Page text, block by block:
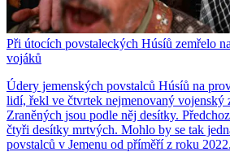
Při útocích povstaleckých Húsíů zemřelo
vojáků
Údery jemenských povstalců Húsíů na
lidí, řekl ve čtvrtek nejmenovaný vojenský
Zraněných jsou podle něj desítky.
čtyři desítky mrtvých. Mohlo by se tak
povstalců v Jemenu od příměří z roku 2022.